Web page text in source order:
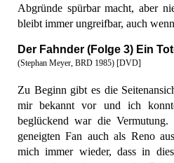
Abgründe spürbar macht, aber
bleibt immer ungreifbar, auch
Der Fahnder (Folge 3) Ein
(Stephan Meyer, BRD 1985) [DVD]
Zu Beginn gibt es die
mir bekannt vor und ich
beglückend war die
geneigten Fan auch als Reno
mich immer wieder, dass in